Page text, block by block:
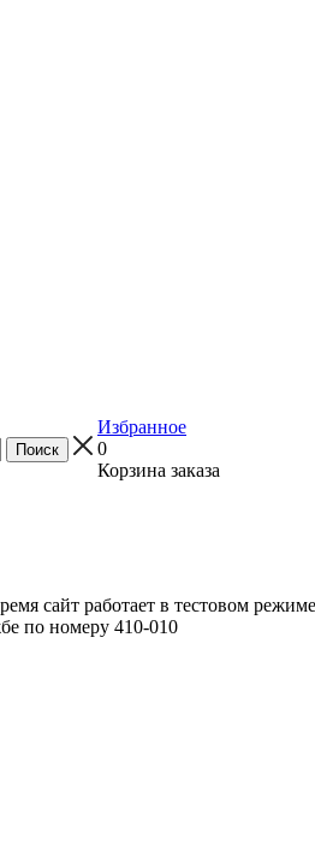
Избранное
0
Корзина заказа
сайт работает в тестовом
по номеру 410-010